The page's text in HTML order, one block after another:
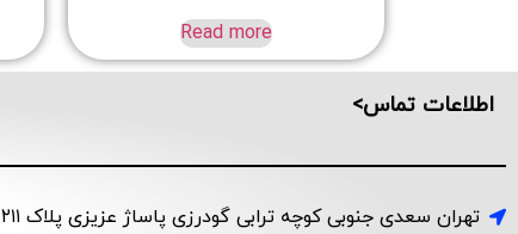
Read more
اطلاعات تماس>
تهران سعدی جنوبی کوچه ترابی گودرزی پاساژ عزیزی پلاک ۲۱۱